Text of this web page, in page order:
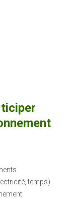
temps)